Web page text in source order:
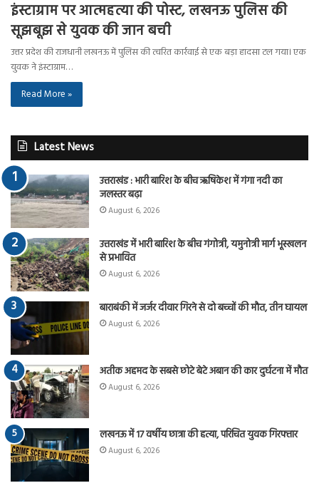
इंस्टाग्राम पर आत्महत्या की पोस्ट, लखनऊ पुलिस की
सूझबूझ से युवक की जान बची
उत्तर प्रदेश की राजधानी लखनऊ में पुलिस की त्वरित कार्रवाई से एक बड़ा हादसा टल गया। एक
युवक ने इंस्टाग्राम…
Read More »
Latest News
उत्तराखंड : भारी बारिश के बीच ऋषिकेश में गंगा नदी का
जलस्तर बढ़ा
August 6, 2026
उत्तराखंड में भारी बारिश के बीच गंगोत्री, यमुनोत्री मार्ग भूस्खलन
से प्रभावित
August 6, 2026
बाराबंकी में जर्जर दीवार गिरने से दो बच्चों की मौत, तीन घायल
August 6, 2026
अतीक अहमद के सबसे छोटे बेटे अबान की कार दुर्घटना में मौत
August 6, 2026
लखनऊ में 17 वर्षीय छात्रा की हत्या, परिचित युवक गिरफ्तार
August 6, 2026